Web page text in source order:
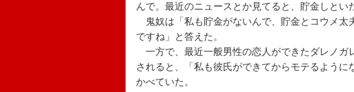
んで。最近のニュースとか見てると、貯金しとい
鬼奴は「私も貯金がないんで、貯金とコウメ太
ですね」と答えた。
一方で、最近一般男性の恋人ができたダレノガ
されると、「私も彼氏ができてからモテるよう
かべていた。